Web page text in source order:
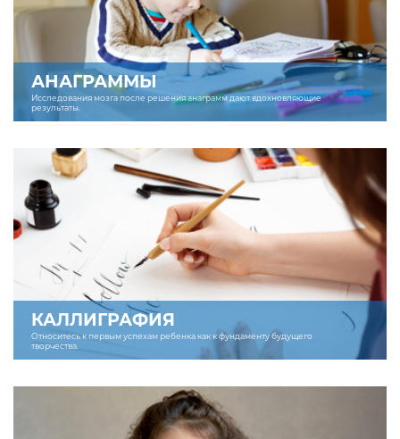
АНАГРАММЫ
Исследования мозга после решения анаграмм дают вдохновляющие
результаты.
КАЛЛИГРАФИЯ
Относитесь к первым успехам ребенка как к фундаменту будущего
творчества.